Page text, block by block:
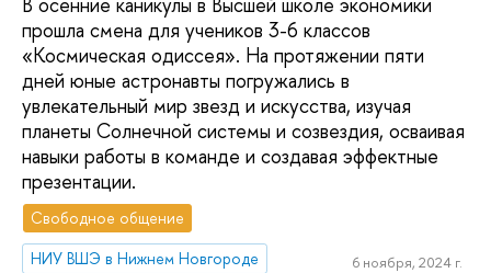
прошла смена для учеников 3-6 классов
«Космическая одиссея». На протяжении пяти
дней юные астронавты погружались в
увлекательный мир звезд и искусства, изучая
планеты Солнечной системы и созвездия, осваивая
навыки работы в команде и создавая эффектные
презентации.
Свободное общение
НИУ ВШЭ в Нижнем Новгороде
6 ноября, 2024 г.